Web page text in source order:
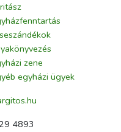
zene
egyházi ügyek
4893